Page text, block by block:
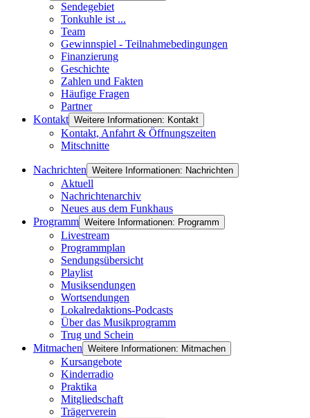
Sendegebiet
Tonkuhle ist ...
Team
Gewinnspiel - Teilnahmebedingungen
Finanzierung
Geschichte
Zahlen und Fakten
Häufige Fragen
Partner
Kontakt Weitere Informationen: Kontakt
Kontakt, Anfahrt & Öffnungszeiten
Mitschnitte
Nachrichten Weitere Informationen: Nachrichten
Aktuell
Nachrichtenarchiv
Neues aus dem Funkhaus
Programm Weitere Informationen: Programm
Livestream
Programmplan
Sendungsübersicht
Playlist
Musiksendungen
Wortsendungen
Lokalredaktions-Podcasts
Über das Musikprogramm
Trug und Schein
Mitmachen Weitere Informationen: Mitmachen
Kursangebote
Kinderradio
Praktika
Mitgliedschaft
Trägerverein